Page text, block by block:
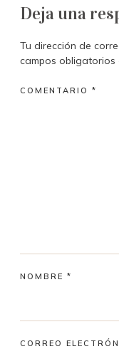
Deja una
Tu dirección de
campos
COMENTARIO *
NOMBRE *
CORREO